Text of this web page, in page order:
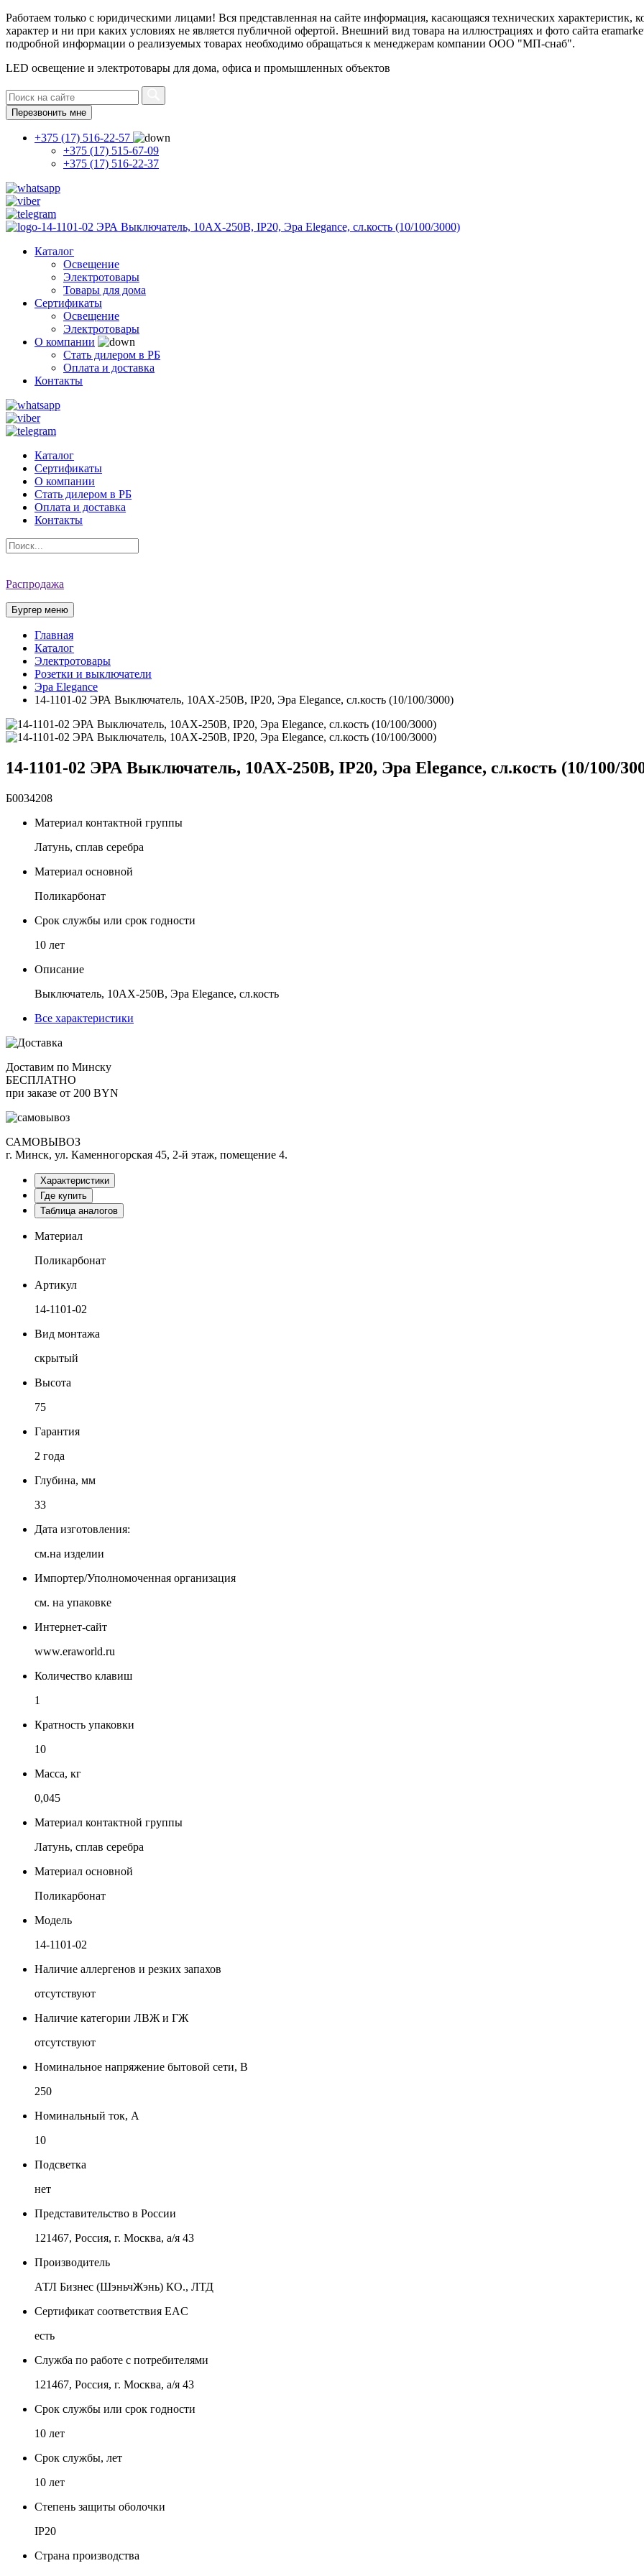
Работаем только с юридическими лицами! Вся представленная на сайте информация, касающаяся технических
характер и ни при каких условиях не является публичной офертой. Внешний вид товара на иллюстрациях и фото сайта
подробной информации о реализуемых товарах необходимо обращаться к менеджерам компании ООО "МП-снаб".
LED освещение и электротовары для дома, офиса и промышленных объектов
Перезвонить мне
+375 (17) 516-22-57
+375 (17) 515-67-09
+375 (17) 516-22-37
Каталог
Освещение
Электротовары
Товары для дома
Сертификаты
Освещение
Электротовары
О компании
Стать дилером в РБ
Оплата и доставка
Контакты
Каталог
Сертификаты
О компании
Стать дилером в РБ
Оплата и доставка
Контакты
Распродажа
Бургер меню
Главная
Каталог
Электротовары
Розетки и выключатели
Эра Elegance
14-1101-02 ЭРА Выключатель, 10АХ-250В, IP20, Эра Elegance, сл.кость (10/100/3000)
14-1101-02 ЭРА Выключатель, 10АХ-250В, IP20, Эра Elegance, сл.кость (10/100/
Б0034208
Материал контактной группы
Латунь, сплав серебра
Материал основной
Поликарбонат
Срок службы или срок годности
10 лет
Описание
Выключатель, 10АХ-250В, Эра Elegance, сл.кость
Все характеристики
Доставим по Минску
БЕСПЛАТНО
при заказе от 200 BYN
САМОВЫВОЗ
г. Минск, ул. Каменногорская 45, 2-й этаж, помещение 4.
Характеристики
Где купить
Таблица аналогов
Материал
Поликарбонат
Артикул
14-1101-02
Вид монтажа
скрытый
Высота
75
Гарантия
2 года
Глубина, мм
33
Дата изготовления:
см.на изделии
Импортер/Уполномоченная организация
см. на упаковке
Интернет-сайт
www.eraworld.ru
Количество клавиш
1
Кратность упаковки
10
Масса, кг
0,045
Материал контактной группы
Латунь, сплав серебра
Материал основной
Поликарбонат
Модель
14-1101-02
Наличие аллергенов и резких запахов
отсутствуют
Наличие категории ЛВЖ и ГЖ
отсутствуют
Номинальное напряжение бытовой сети, В
250
Номинальный ток, А
10
Подсветка
нет
Представительство в России
121467, Россия, г. Москва, а/я 43
Производитель
АТЛ Бизнес (ШэньчЖэнь) КО., ЛТД
Сертификат соответствия EAC
есть
Служба по работе с потребителями
121467, Россия, г. Москва, а/я 43
Срок службы или срок годности
10 лет
Срок службы, лет
10 лет
Степень защиты оболочки
IP20
Страна производства